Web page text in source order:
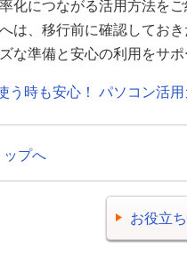
化につながる活用方法を
は、移行前に確認してお
な準備と安心の利用をサポ
う時も安心！ パソコン活用
ップへ
お役立